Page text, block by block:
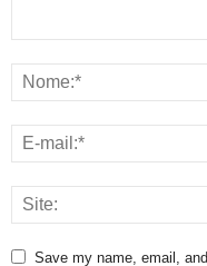
Save my name, email,